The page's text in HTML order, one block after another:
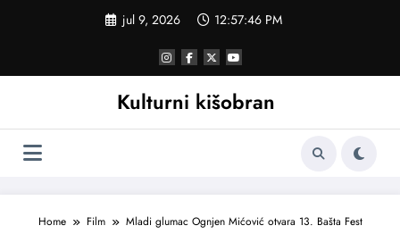
jul 9, 2026 12:57:47 PM
Kulturni kišobran
Home Film Mladi glumac Ognjen Mićović otvara 13. Bašta Fest